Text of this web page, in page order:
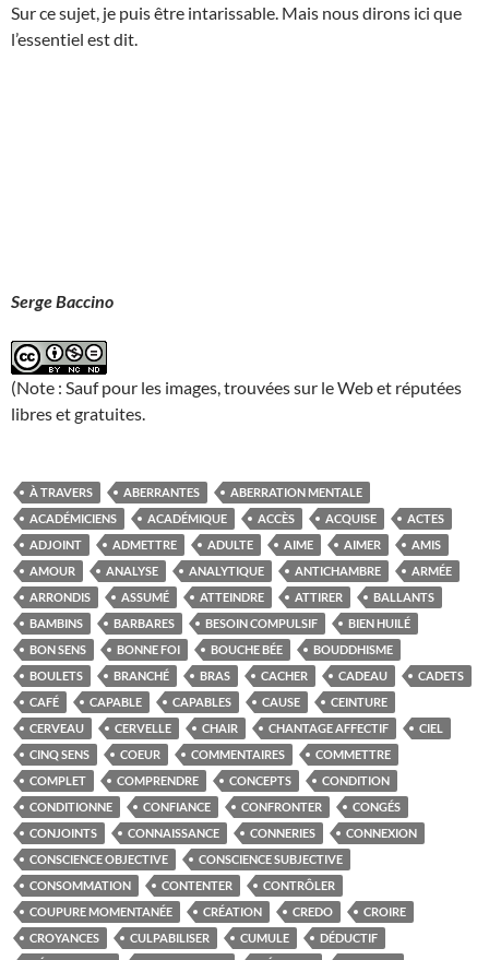
Sur ce sujet, je puis être intarissable. Mais nous dirons ici que
l’essentiel est dit.
Serge Baccino
(Note : Sauf pour les images, trouvées sur le Web et réputées
libres et gratuites.
À TRAVERS ABERRANTES
ABERRATION MENTALE
ACADÉMICIENS
ACADÉMIQUE ACCÈS ACQUISE
ACTES
ADJOINT
ADMETTRE ADULTE AIME AIMER
AMIS
AMOUR
ANALYSE ANALYTIQUE ANTICHAMBRE
ARMÉE
ARRONDIS
ASSUMÉ ATTEINDRE ATTIRER
BALLANTS
BAMBINS
BARBARES BESOIN COMPULSIF
BIEN HUILÉ
BON SENS
BONNE FOI BOUCHE BÉE
BOUDDHISME
BOULETS
BRANCHÉ BRAS CACHER CADEAU
CADETS
CAFÉ
CAPABLE CAPABLES CAUSE
CEINTURE
CERVEAU
CERVELLE CHAIR CHANTAGE AFFECTIF
CIEL
CINQ SENS
COEUR COMMENTAIRES
COMMETTRE
COMPLET
COMPRENDRE CONCEPTS
CONDITION
CONDITIONNE
CONFIANCE CONFRONTER
CONGÉS
CONJOINTS
CONNAISSANCE CONNERIES
CONNEXION
CONSCIENCE OBJECTIVE
CONSCIENCE SUBJECTIVE
CONSOMMATION
CONTENTER
CONTRÔLER
COUPURE MOMENTANÉE
CRÉATION CREDO
CROIRE
CROYANCES
CULPABILISER CUMULE
DÉDUCTIF